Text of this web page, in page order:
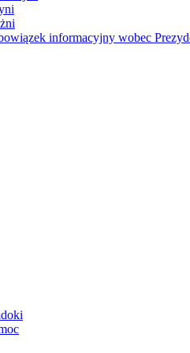
informacyjny wobec